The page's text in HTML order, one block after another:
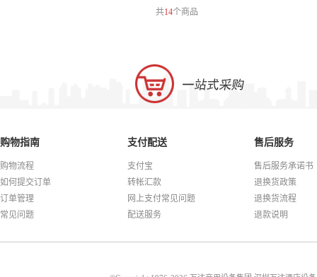
共14个商品
购物指南
购物流程
如何提交订单
订单管理
常见问题
支付配送
支付宝
转帐汇款
网上支付常见问题
配送服务
售后服务
售后服务承诺书
退换货政策
退换货流程
退款说明